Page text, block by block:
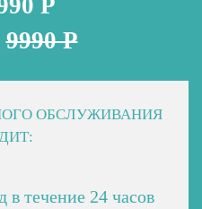
Р
9990 Р
ОБСЛУЖИВАНИЯ
в течение 24 часов